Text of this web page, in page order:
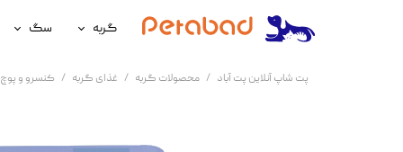
گربه
غذای گربه
سلامتی گربه
سگ
سلامتی
پت شاپ آنلاین پت آباد محصولات گربه غذای گربه کنسرو و